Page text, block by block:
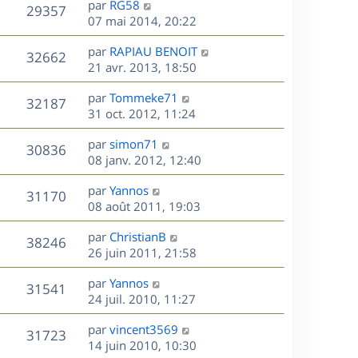
g
e
s
a
g
e
m
e
s
s
a
g
e
s
n
i
e
r
m
e
s
s
a
g
e
29357V
u
e
s
D
e
r
n
i
e
r
m
e
s
s
a
g
e
par RG58
07 mai 2014, 20:22
32662V
u
D
e
r
n
i
e
r
m
e
s
s
a
g
e
par RAPIAU BENOIT
21 avr. 2013, 18:50
32187V
u
e
s
D
e
r
n
i
e
r
m
e
s
s
a
g
e
par Tommeke71
31 oct. 2012, 11:24
30836V
u
D
e
r
n
i
e
r
m
e
s
s
a
g
e
par simon71
08 janv. 2012, 12:40
31170V
u
e
D
e
r
n
i
e
r
m
e
s
s
par Yannos
08 août 2011, 19:03
38246V
u
s
D
e
r
n
i
e
r
m
par ChristianB
26 juin 2011, 21:58
31541
u
e
D
e
r
n
i
par Yannos
24 juil. 2010, 11:27
31723V
D
e
par vincent3569
14 juin 2010, 10:30